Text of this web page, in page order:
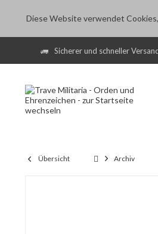
Diese Website verwendet
Sicherer und schneller
Übersicht Archiv